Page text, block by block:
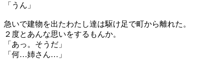
「うん」
急いで建物を出たわたし達は駆け足で町から離れた。
２度とあんな思いをするもんか。
「あっ。そうだ」
「何…姉さん…」